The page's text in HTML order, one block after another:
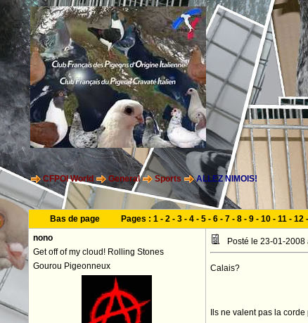
CFPOI World General Sports ALLEZ NIMOIS!
Bas de page Pages : 1- 2- 3- 4- 5- 6- 7- 8- 9- 10- 11- 12-
nono
Get off of my cloud! Rolling Stones
Gourou Pigeonneux
Posté le 23-01-2008
Calais?
Ils ne valent pas la